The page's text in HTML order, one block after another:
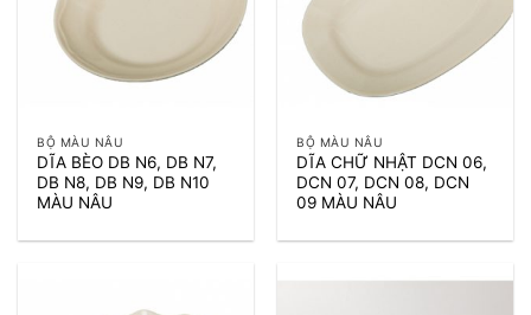
BỘ MÀU NÂU
DĨA BÈO DB N6, DB N7,
DB N8, DB N9, DB N10
MÀU NÂU
BỘ MÀU NÂU
DĨA CHỮ NHẬT DCN 06,
DCN 07, DCN 08, DCN
09 MÀU NÂU